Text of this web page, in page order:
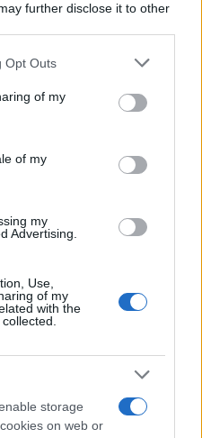
further disclose it to other
uses one or more Google
behaviour. You may click to
and its third-party tags to
purposes in below Google
Opt Outs
of my
of my
my
Advertising.
Use,
of my
with the
storage
on web or
Gaza: le tensioni tra